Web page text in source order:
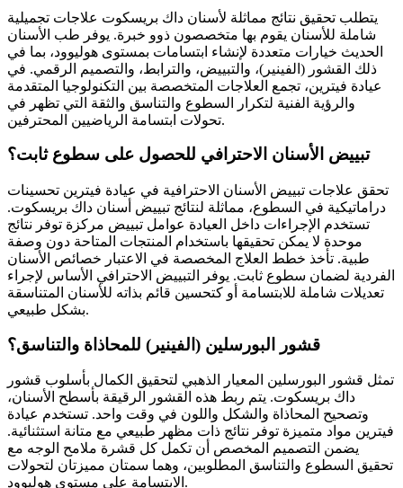
يتطلب تحقيق نتائج مماثلة لأسنان داك بريسكوت علاجات تجميلية
شاملة للأسنان يقوم بها متخصصون ذوو خبرة. يوفر طب الأسنان
الحديث خيارات متعددة لإنشاء ابتسامات بمستوى هوليوود، بما في
ذلك القشور (الفينير)، والتبييض، والترابط، والتصميم الرقمي. في
عيادة فيترين، تجمع العلاجات المتخصصة بين التكنولوجيا المتقدمة
والرؤية الفنية لتكرار السطوع والتناسق والثقة التي تظهر في
تحولات ابتسامة الرياضيين المحترفين.
تبييض الأسنان الاحترافي للحصول على سطوع ثابت؟
تحقق علاجات تبييض الأسنان الاحترافية في عيادة فيترين تحسينات
دراماتيكية في السطوع، مماثلة لنتائج تبييض أسنان داك بريسكوت.
تستخدم الإجراءات داخل العيادة عوامل تبييض مركزة توفر نتائج
موحدة لا يمكن تحقيقها باستخدام المنتجات المتاحة دون وصفة
طبية. تأخذ خطط العلاج المخصصة في الاعتبار خصائص الأسنان
الفردية لضمان سطوع ثابت. يوفر التبييض الاحترافي الأساس لإجراء
تعديلات شاملة للابتسامة أو كتحسين قائم بذاته للأسنان المتناسقة
بشكل طبيعي.
قشور البورسلين (الفينير) للمحاذاة والتناسق؟
تمثل قشور البورسلين المعيار الذهبي لتحقيق الكمال بأسلوب قشور
داك بريسكوت. يتم ربط هذه القشور الرقيقة بأسطح الأسنان،
وتصحيح المحاذاة والشكل واللون في وقت واحد. تستخدم عيادة
فيترين مواد متميزة توفر نتائج ذات مظهر طبيعي مع متانة استثنائية.
يضمن التصميم المخصص أن تكمل كل قشرة ملامح الوجه مع
تحقيق السطوع والتناسق المطلوبين، وهما سمتان مميزتان لتحولات
الابتسامة على مستوى هوليوود.